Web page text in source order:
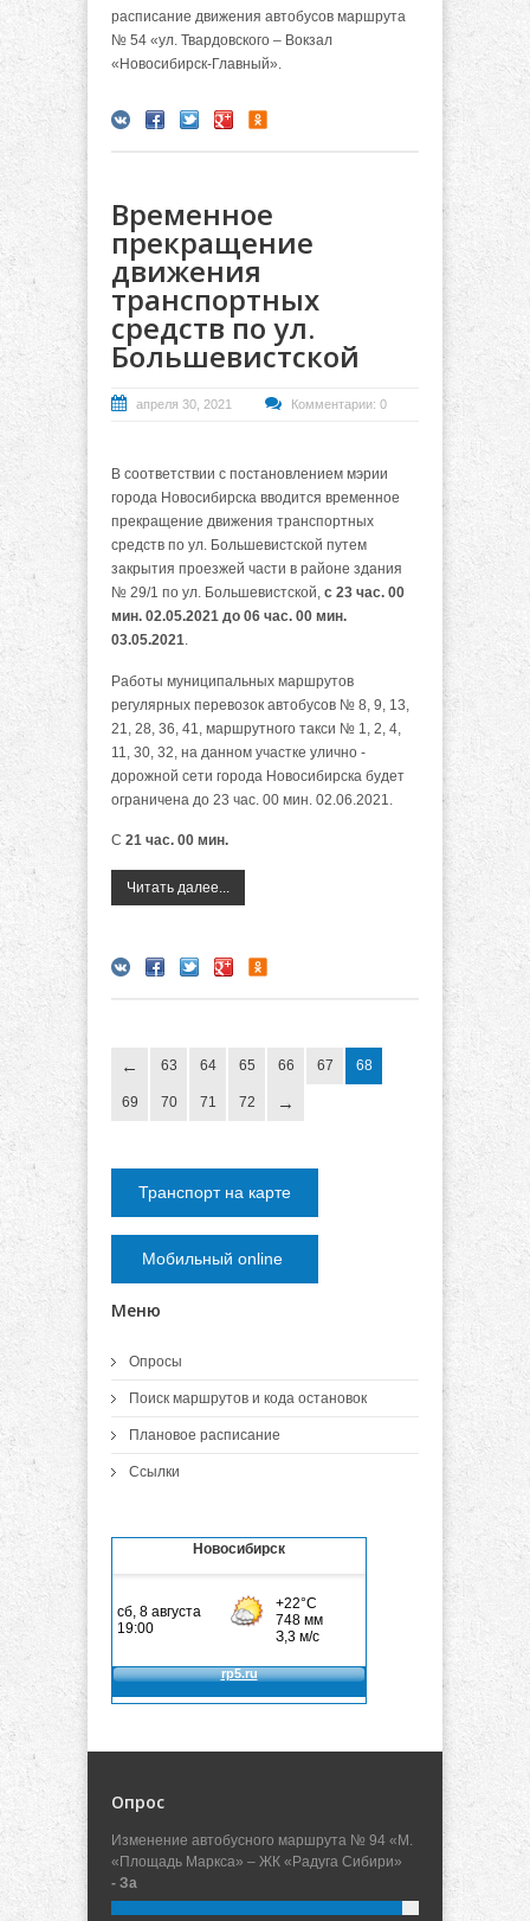
расписание движения автобусов маршрута
№ 54 «ул. Твардовского – Вокзал
«Новосибирск-Главный».
Временное
прекращение
движения
транспортных
средств по ул.
Большевистской
апреля 30, 2021 Комментарии: 0
В соответствии с постановлением мэрии
города Новосибирска вводится временное
прекращение движения транспортных
средств по ул. Большевистской путем
закрытия проезжей части в районе здания
№ 29/1 по ул. Большевистской, с 23 час. 00
мин. 02.05.2021 до 06 час. 00 мин.
03.05.2021.
Работы муниципальных маршрутов
регулярных перевозок автобусов № 8, 9, 13,
21, 28, 36, 41, маршрутного такси № 1, 2, 4,
11, 30, 32, на данном участке улично -
дорожной сети города Новосибирска будет
ограничена до 23 час. 00 мин. 02.06.2021.
С 21 час. 00 мин.
Читать далее...
63 64 65 66 67 68
69 70 71 72
Транспорт на карте
Мобильный online
Меню
Опросы
Поиск маршрутов и кода остановок
Плановое расписание
Ссылки
Новосибирск
Опрос
Изменение автобусного маршрута № 94 «М.
«Площадь Маркса» – ЖК «Радуга Сибири»
- За